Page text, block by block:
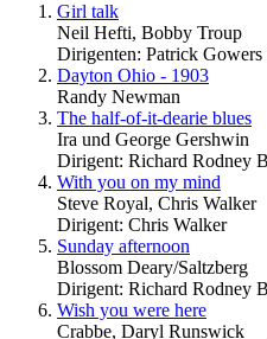
Girl talk
Neil Hefti, Bobby Troup
Dirigenten: Patrick
Dayton Ohio - 1903
Randy Newman
The half-of-it-dearie blues
Ira und George Gershwin
Dirigent: Richard Rodney
With you on my mind
Steve Royal, Chris Walker
Dirigent: Chris Walker
Sunday afternoon
Blossom Deary/Saltzberg
Dirigent: Richard Rodney
Wish you were here
Crabbe, Daryl Runswick